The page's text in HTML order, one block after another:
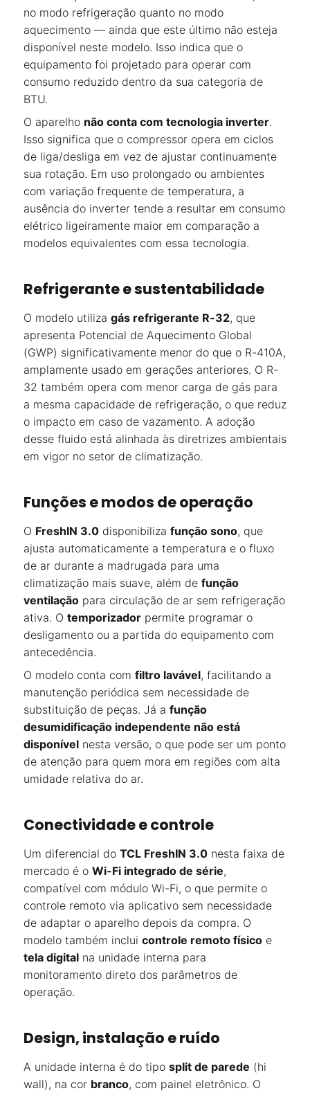
no modo refrigeração quanto no modo
aquecimento — ainda que este último não esteja
disponível neste modelo. Isso indica que o
equipamento foi projetado para operar com
consumo reduzido dentro da sua categoria de
BTU.
O aparelho não conta com tecnologia inverter.
Isso significa que o compressor opera em ciclos
de liga/desliga em vez de ajustar continuamente
sua rotação. Em uso prolongado ou ambientes
com variação frequente de temperatura, a
ausência do inverter tende a resultar em consumo
elétrico ligeiramente maior em comparação a
modelos equivalentes com essa tecnologia.
Refrigerante e sustentabilidade
O modelo utiliza gás refrigerante R-32, que
apresenta Potencial de Aquecimento Global
(GWP) significativamente menor do que o R-410A,
amplamente usado em gerações anteriores. O R-
32 também opera com menor carga de gás para
a mesma capacidade de refrigeração, o que reduz
o impacto em caso de vazamento. A adoção
desse fluido está alinhada às diretrizes ambientais
em vigor no setor de climatização.
Funções e modos de operação
O FreshIN 3.0 disponibiliza função sono, que
ajusta automaticamente a temperatura e o fluxo
de ar durante a madrugada para uma
climatização mais suave, além de função
ventilação para circulação de ar sem refrigeração
ativa. O temporizador permite programar o
desligamento ou a partida do equipamento com
antecedência.
O modelo conta com filtro lavável, facilitando a
manutenção periódica sem necessidade de
substituição de peças. Já a função
desumidificação independente não está
disponível nesta versão, o que pode ser um ponto
de atenção para quem mora em regiões com alta
umidade relativa do ar.
Conectividade e controle
Um diferencial do TCL FreshIN 3.0 nesta faixa de
mercado é o Wi-Fi integrado de série,
compatível com módulo Wi-Fi, o que permite o
controle remoto via aplicativo sem necessidade
de adaptar o aparelho depois da compra. O
modelo também inclui controle remoto físico e
tela digital na unidade interna para
monitoramento direto dos parâmetros de
operação.
Design, instalação e ruído
A unidade interna é do tipo split de parede (hi
wall), na cor branco, com painel eletrônico. O